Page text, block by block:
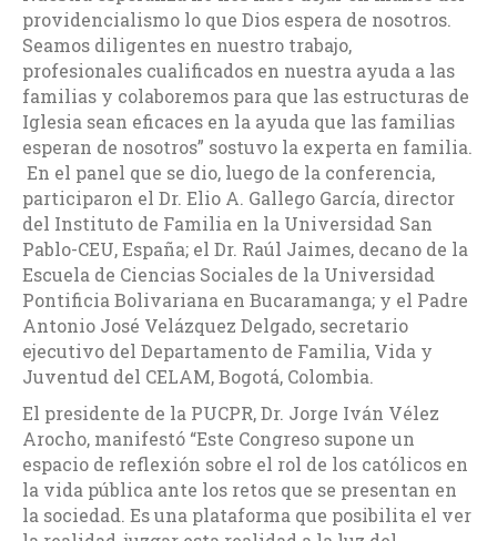
providencialismo lo que Dios espera de nosotros.
Seamos diligentes en nuestro trabajo,
profesionales cualificados en nuestra ayuda a las
familias y colaboremos para que las estructuras de
Iglesia sean eficaces en la ayuda que las familias
esperan de nosotros” sostuvo la experta en familia.
En el panel que se dio, luego de la conferencia,
participaron el Dr. Elio A. Gallego García, director
del Instituto de Familia en la Universidad San
Pablo-CEU, España; el Dr. Raúl Jaimes, decano de la
Escuela de Ciencias Sociales de la Universidad
Pontificia Bolivariana en Bucaramanga; y el Padre
Antonio José Velázquez Delgado, secretario
ejecutivo del Departamento de Familia, Vida y
Juventud del CELAM, Bogotá, Colombia.
El presidente de la PUCPR, Dr. Jorge Iván Vélez
Arocho, manifestó “Este Congreso supone un
espacio de reflexión sobre el rol de los católicos en
la vida pública ante los retos que se presentan en
la sociedad. Es una plataforma que posibilita el ver